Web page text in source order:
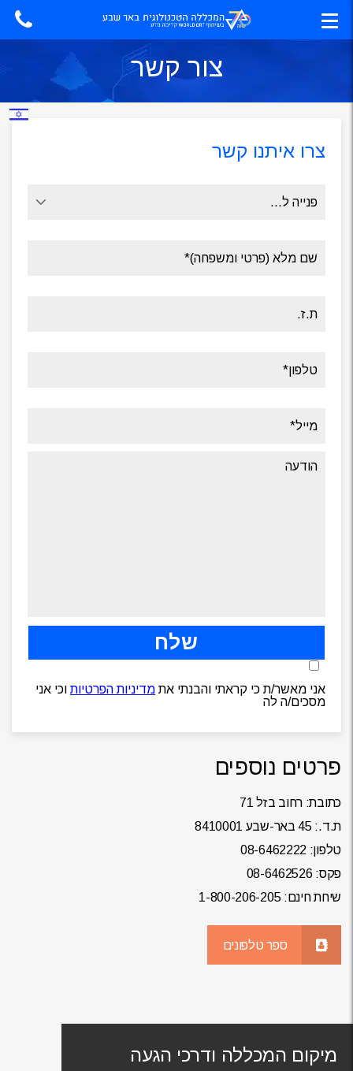
צור קשר
צרו איתנו קשר
אני מאשר/ת כי קראתי והבנתי את מדיניות הפרטיות וכי אני
מסכים/ה לה
פרטים נוספים
כתובת: רחוב בזל 71
ת.ד.: 45 באר-שבע 8410001
טלפון: 08-6462222
פקס: 08-6462526
שיחת חינם:1-800-206-205
ספר טלפונים
מיקום המכללה ודרכי הגעה